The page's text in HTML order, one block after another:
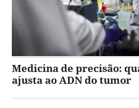
Medicina de precisão:
ajusta ao ADN do tumor